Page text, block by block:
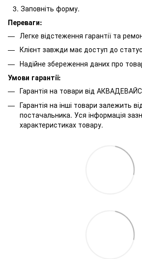
Заповніть форму.
Переваги:
Легке відстеження гарантії та
Клієнт завжди має доступ до
Надійне збереження даних про
Умови гарантії:
Гарантія на товари від
Гарантія на інші товари залежить
постачальника. Уся інформація
характеристиках товару.